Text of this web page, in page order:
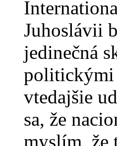
Juhoslávii
jedinečná
politickými
vtedajšie
sa, že
myslím, že